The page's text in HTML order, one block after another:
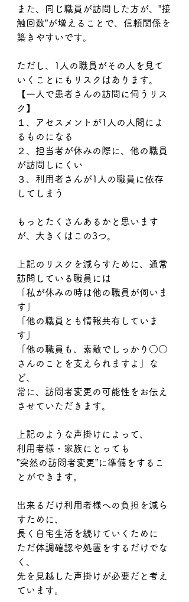
また、同じ職員が訪問した方が、”接
触回数”が増えることで、信頼関係を
築きやすいです。
ただし、1人の職員がその人を見て
いくことにもリスクはあります。
【一人で患者さんの訪問に伺うリス
ク】
１、アセスメントが1人の人間によ
るものになる
２、担当者が休みの際に、他の職員
が訪問しにくい
３、利用者さんが1人の職員に依存
してしまう
もっとたくさんあるかと思います
が、大きくはこの3つ。
上記のリスクを減らすために、通常
訪問している職員には
「私が休みの時は他の職員が伺いま
す」
「他の職員とも情報共有していま
す」
「他の職員も、素敵でしっかり○○
さんのことを支えられますよ」な
ど、
常に、訪問者変更の可能性をお伝え
させていただきます。
上記のような声掛けによって、
利用者様・家族にとっても
”突然の訪問者変更”に準備をするこ
とができます。
出来るだけ利用者様への負担を減ら
すために、
長く自宅生活を続けていくために
ただ体調確認や処置をするだけでな
く、
先を見越した声掛けが必要だと考え
ています。